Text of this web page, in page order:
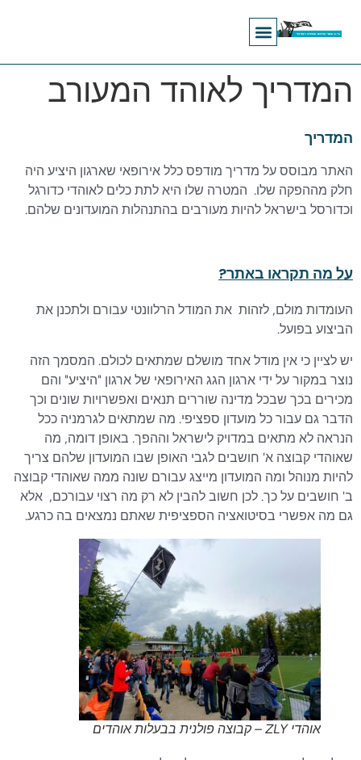
המדריך לאוהד המעורב
המדריך
האתר מבוסס על מדריך מודפס כלל אירופאי שארגון היציע היה
חלק מההפקה שלו. המטרה שלו היא לתת כלים לאוהדי כדורגל
וכדורסל בישראל להיות מעורבים בהתנהלות המועדונים שלהם.
על מה תקראו באתר?
העומדות מולם, לזהות את המודל הרלוונטי עבורם ולתכנן את
הביצוע בפועל.
יש לציין כי אין מודל אחד מושלם שמתאים לכולם. המסמך הזה
נוצר במקור על ידי ארגון הגג האירופאי של ארגון "היציע" והם
מכירים בכך שבכל מדינה שוררים תנאים ואפשרויות שונים וכך
הדבר גם עבור כל מועדון ספציפי. מה שמתאים לגרמניה ככל
הנראה לא מתאים במדויק לישראל וההפך. באופן דומה, מה
שאוהדי קבוצה א' חושבים לגבי האופן שבו המועדון שלהם צריך
להיות מנוהל ומה המועדון מייצג עבורם שונה ממה שאוהדי קבוצה
ב' חושבים על כך. לכן חשוב להבין לא רק מה רצוי עבורכם, אלא
גם מה אפשרי בסיטואציה הספציפית שאתם נמצאים בה כרגע.
אוהדי ZLY – קבוצה פולנית בבעלות אוהדים